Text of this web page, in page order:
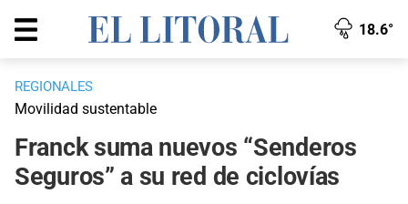
18.6°
REGIONALES
Movilidad sustentable
Franck suma nuevos “Senderos
Seguros” a su red de ciclovías